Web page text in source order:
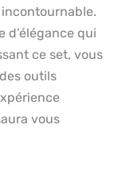
d’élégance qui
ce set, vous
outils
vous